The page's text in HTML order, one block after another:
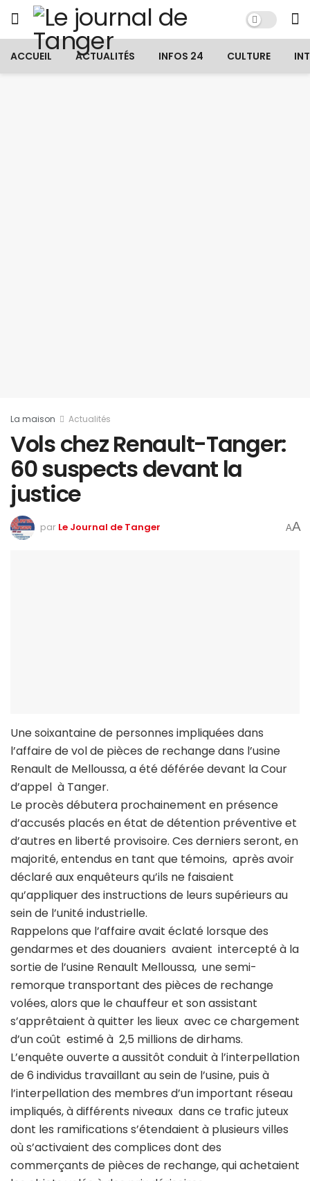
ACCUEIL ACTUALITÉS INFOS 24 CULTURE
La maison Actualités
Vols chez Renault-Tanger:
60 suspects devant la
justice
par Le Journal de Tanger AA
Une soixantaine de personnes impliquées dans
l’affaire de vol de pièces de rechange dans l’usine
Renault de Melloussa, a été déférée devant la Cour
d’appel à Tanger.
Le procès débutera prochainement en présence
d’accusés placés en état de détention préventive et
d’autres en liberté provisoire. Ces derniers seront, en
majorité, entendus en tant que témoins, après avoir
déclaré aux enquêteurs qu’ils ne faisaient
qu’appliquer des instructions de leurs supérieurs au
sein de l’unité industrielle.
Rappelons que l’affaire avait éclaté lorsque des
gendarmes et des douaniers avaient intercepté à la
sortie de l’usine Renault Melloussa, une semi-
remorque transportant des pièces de rechange
volées, alors que le chauffeur et son assistant
s’apprêtaient à quitter les lieux avec ce chargement
d’un coût estimé à 2,5 millions de dirhams.
L’enquête ouverte a aussitôt conduit à l’interpellation
de 6 individus travaillant au sein de l’usine, puis à
l’interpellation des membres d’un important réseau
impliqués, à différents niveaux dans ce trafic juteux
dont les ramifications s’étendaient à plusieurs villes
où s’activaient des complices dont des
commerçants de pièces de rechange, qui achetaient